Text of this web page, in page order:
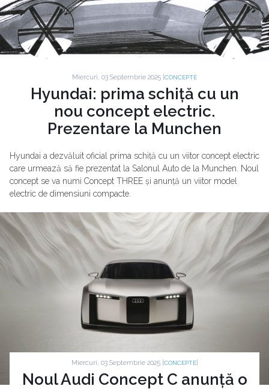
Miercuri, 03 Septembrie 2025 | CONCEPTE
Hyundai: prima schiță cu un
nou concept electric.
Prezentare la Munchen
Hyundai a dezvăluit oficial prima schiță cu un viitor concept electric
care urmează să fie prezentat la Salonul Auto de la Munchen. Noul
concept se va numi Concept THREE și anunță un viitor model
electric de dimensiuni compacte.
Miercuri, 03 Septembrie 2025 | CONCEPTE|
Noul Audi Concept C anunță o